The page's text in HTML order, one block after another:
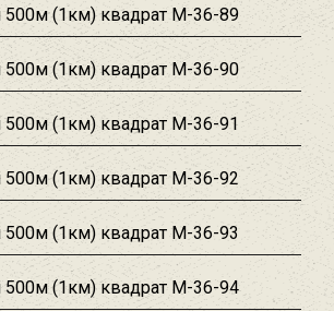
500м (1км) квадрат M-36-89
500м (1км) квадрат M-36-90
500м (1км) квадрат M-36-91
500м (1км) квадрат M-36-92
500м (1км) квадрат M-36-93
500м (1км) квадрат M-36-94